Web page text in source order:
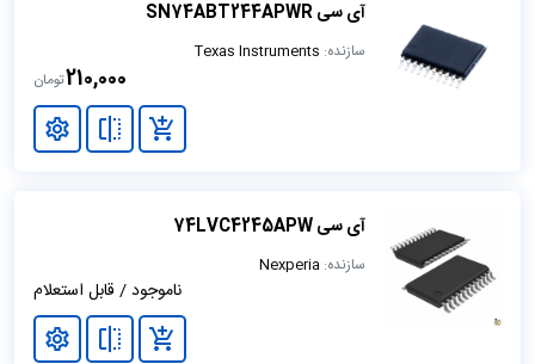
آی سی SN74ABT244APWR
سازنده: Texas Instruments
210,000تومان
آی سی 74LVC4245APW
سازنده: Nexperia
ناموجود / قابل استعلام